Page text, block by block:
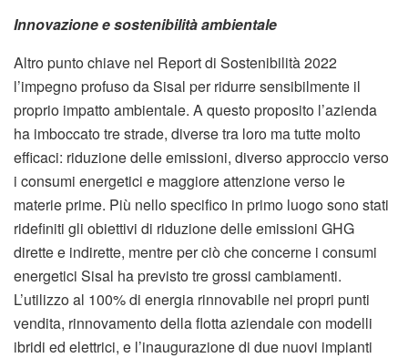
Innovazione e sostenibilità ambientale
Altro punto chiave nel Report di Sostenibilità 2022
l’impegno profuso da Sisal per ridurre sensibilmente il
proprio impatto ambientale. A questo proposito l’azienda
ha imboccato tre strade, diverse tra loro ma tutte molto
efficaci: riduzione delle emissioni, diverso approccio verso
i consumi energetici e maggiore attenzione verso le
materie prime. Più nello specifico in primo luogo sono stati
ridefiniti gli obiettivi di riduzione delle emissioni GHG
dirette e indirette, mentre per ciò che concerne i consumi
energetici Sisal ha previsto tre grossi cambiamenti.
L’utilizzo al 100% di energia rinnovabile nei propri punti
vendita, rinnovamento della flotta aziendale con modelli
ibridi ed elettrici, e l’inaugurazione di due nuovi impianti